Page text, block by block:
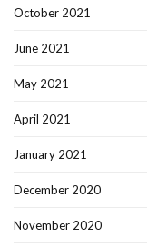
October 2021
June 2021
May 2021
April 2021
January 2021
December 2020
November 2020